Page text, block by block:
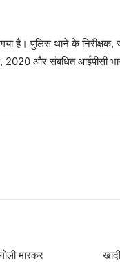
है। पुलिस थाने के निरीक्षक,
2020 और संबंधित आईपीसी
मारकर